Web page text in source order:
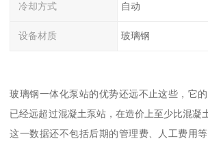
冷却方式 自动
设备材质 玻璃钢
玻璃钢一体化泵站的优势还远不止这些，它
已经远超过混凝土泵站，在造价上至少比混凝
这一数据还不包括后期的管理费、人工费用